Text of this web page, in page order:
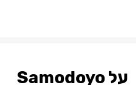
על Samodoyo